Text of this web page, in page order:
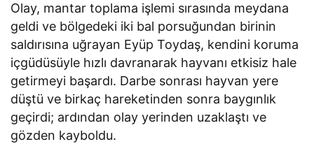
Olay, mantar toplama işlemi sırasında meydana
geldi ve bölgedeki iki bal porsuğundan birinin
saldırısına uğrayan Eyüp Toydaş, kendini koruma
içgüdüsüyle hızlı davranarak hayvanı etkisiz hale
getirmeyi başardı. Darbe sonrası hayvan yere
düştü ve birkaç hareketinden sonra baygınlık
geçirdi; ardından olay yerinden uzaklaştı ve
gözden kayboldu.